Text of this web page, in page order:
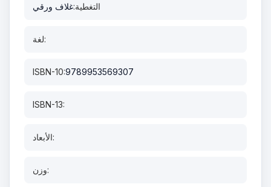
التغطية:غلاف ورقي
لغة:
ISBN-10:9789953569307
ISBN-13:
الأبعاد:
وزن: